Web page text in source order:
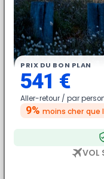
PRIX DU BON PLAN
541 €
Aller-retour / par
9% moins cher que
VOL